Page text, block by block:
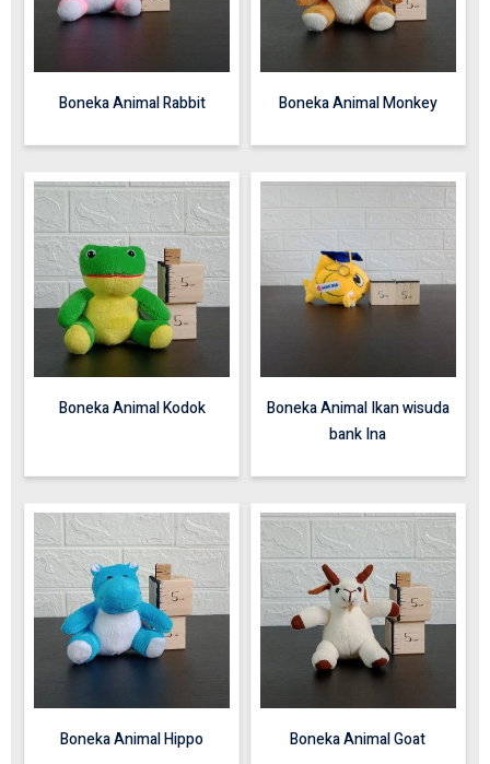
Boneka Animal Rabbit Boneka Animal Monkey
Boneka Animal Kodok
Boneka Animal Ikan wisuda
bank Ina
Boneka Animal Hippo Boneka Animal Goat